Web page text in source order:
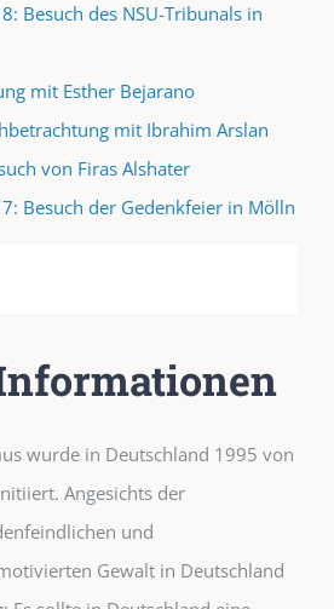
Besuch des NSU-Tribunals in
mit Esther Bejarano
mit Ibrahim Arslan
von Firas Alshater
Besuch der Gedenkfeier in Mölln
wurde in Deutschland 1995 von
Angesichts der
und
Gewalt in Deutschland